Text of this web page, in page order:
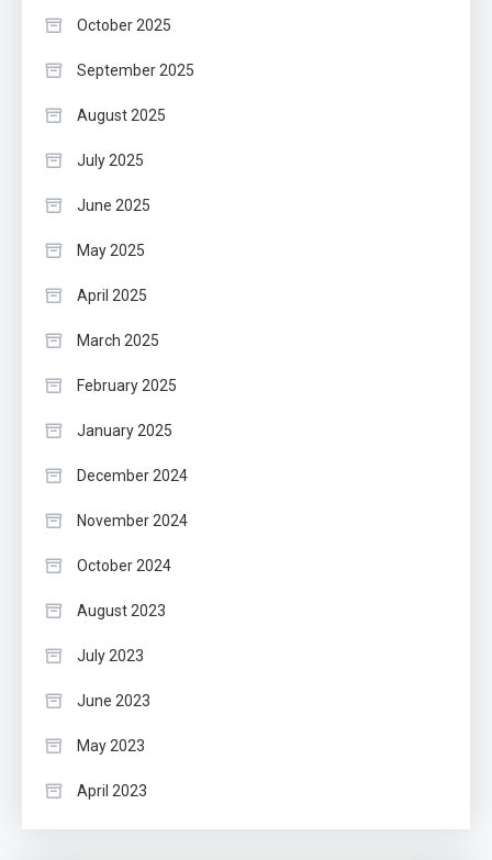
October 2025
September 2025
August 2025
July 2025
June 2025
May 2025
April 2025
March 2025
February 2025
January 2025
December 2024
November 2024
October 2024
August 2023
July 2023
June 2023
May 2023
April 2023